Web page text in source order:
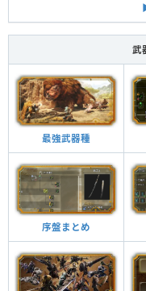
武
最強武器種
序盤まとめ